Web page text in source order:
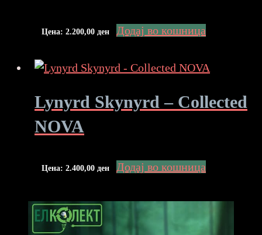
Цена: 2.200,00 ден Додај во кошница
Lynyrd Skynyrd – Collected
NOVA
Цена: 2.400,00 ден Додај во кошница